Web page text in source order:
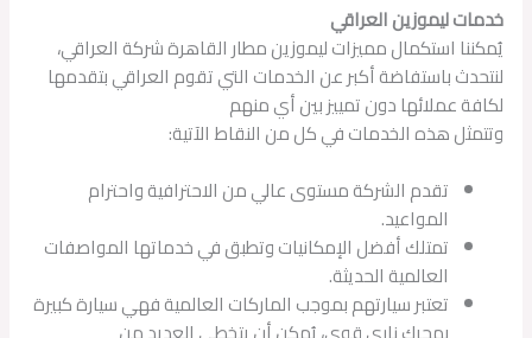
خدمات ليموزين العراقي
يُمكننا استكمال مميزات ليموزين مطار القاهرة شركة العراقي،
لنتحدث باستفاضة أكبر عن الخدمات التي تقوم العراقي بتقدمها
لكافة عملائها دون تمييز بين أي منهم
وتتمثل هذه الخدمات في كل من النقاط الآتية:
تقدم الشركة مستوى عالي من الاحترافية واحترام
المواعيد.
تمتلك أفضل الإمكانيات وتطبق في خدماتها المواصفات
العالمية الحديثة.
تعتبر سيارتهم بموجب الماركات العالمية فهي سيارة كبيرة